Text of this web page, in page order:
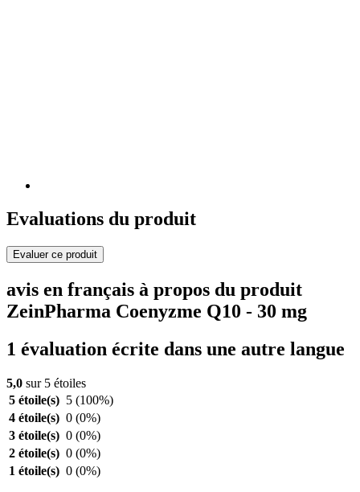
Evaluations du produit
Evaluer ce produit
avis en français à propos du produit
ZeinPharma Coenyzme Q10 - 30 mg
1 évaluation écrite dans une autre langue
5,0 sur 5 étoiles
5 étoile(s) 5 (100%)
4 étoile(s) 0 (0%)
3 étoile(s) 0 (0%)
2 étoile(s) 0 (0%)
1 étoile(s) 0 (0%)